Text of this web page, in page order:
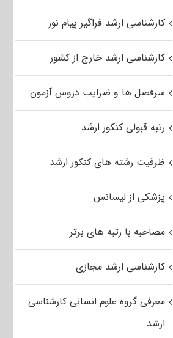
کارشناسی ارشد فراگیر پیام نور
کارشناسی ارشد خارج از کشور
سرفصل ها و ضرایب دروس آزمون
رتبه قبولی کنکور ارشد
ظرفیت رشته های کنکور ارشد
پزشکی از لیسانس
مصاحبه با رتبه های برتر
کارشناسی ارشد مجازی
معرفی گروه علوم انسانی کارشناسی
ارشد